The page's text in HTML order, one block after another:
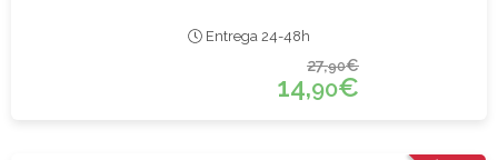
Entrega 24-48h
27,90€
14,90€